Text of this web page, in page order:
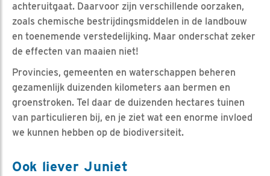
achteruitgaat. Daarvoor zijn verschillende oorzaken,
zoals chemische bestrijdingsmiddelen in de landbouw
en toenemende verstedelijking. Maar onderschat zeker
de effecten van maaien niet!
Provincies, gemeenten en waterschappen beheren
gezamenlijk duizenden kilometers aan bermen en
groenstroken. Tel daar de duizenden hectares tuinen
van particulieren bij, en je ziet wat een enorme invloed
we kunnen hebben op de biodiversiteit.
Ook liever Juniet